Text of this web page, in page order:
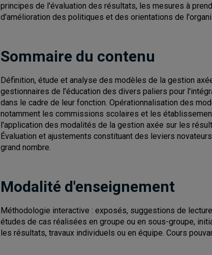
principes de l'évaluation des résultats, les mesures à
d'amélioration des politiques et des orientations de
Sommaire du contenu
Définition, étude et analyse des modèles de la gestion
gestionnaires de l'éducation des divers paliers pour
dans le cadre de leur fonction. Opérationnalisation des
notamment les commissions scolaires et les
l'application des modalités de la gestion axée sur les
Évaluation et ajustements constituant des leviers
grand nombre.
Modalité d'enseignement
Méthodologie interactive : exposés, suggestions de
études de cas réalisées en groupe ou en sous-groupe,
les résultats, travaux individuels ou en équipe. Cours